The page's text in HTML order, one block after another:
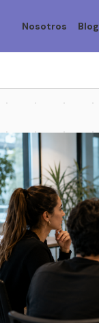
Nosotros Blog